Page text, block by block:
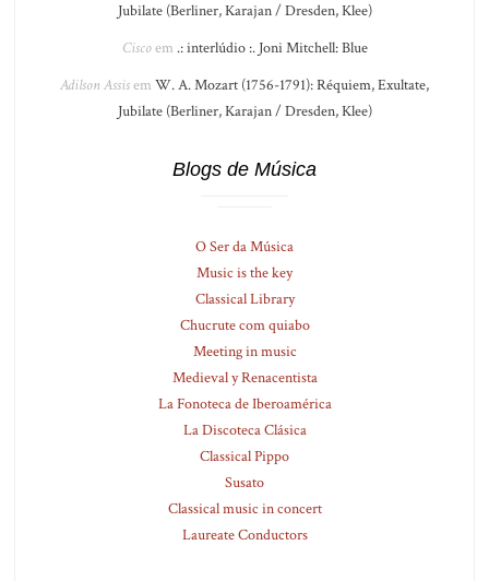
Jubilate (Berliner, Karajan / Dresden, Klee)
Ciscoem .: interlúdio :. Joni Mitchell: Blue
Adilson Assisem W. A. Mozart (1756-1791): Réquiem, Exultate,
Jubilate (Berliner, Karajan / Dresden, Klee)
Blogs de Música
O Ser da Música
Music is the key
Classical Library
Chucrute com quiabo
Meeting in music
Medieval y Renacentista
La Fonoteca de Iberoamérica
La Discoteca Clásica
Classical Pippo
Susato
Classical music in concert
Laureate Conductors